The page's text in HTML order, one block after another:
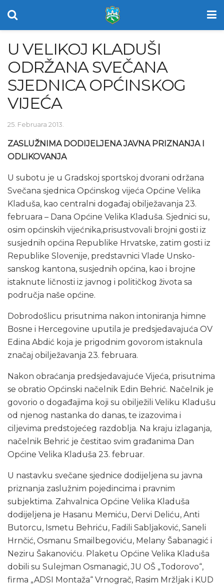
U VELIKOJ KLADUŠI
ODRŽANA SVEČANA
SJEDNICA OPĆINSKOG
VIJEĆA
25. Februara 2013.
ZASLUŽNIMA DODIJELJENA JAVNA PRIZNANJA I
ODLIKOVANJA
U subotu je u Gradskoj sportskoj dvorani održana
Svečana sjednica Općinskog vijeća Općine Velika
Kladuša, kao centralni događaj obilježavanja 23.
februara – Dana Općine Velika Kladuša. Sjednici su,
osim općinskih vijećnika,prisustvovali brojni gosti iz
susjednih općina Republike Hrvatske, zatim gosti iz
Republike Slovenije, predstavnici Vlade Unsko-
sanskog kantona, susjednih općina, kao i brojne
istaknute ličnosti iz javnog i političkog života sa
područja naše općine.
Dobrodošlicu prisutnima nakon intoniranja himne
Bosne i Hercegovine uputila je predsjedavajuća OV
Edina Abdić koja je prigodnim govorom istaknula
značaj obilježavanja 23. februara.
Nakon obraćanja predsjedavajuće Vijeća, prisutnima
se obratio Općinski načelnik Edin Behrić. Načelnik je
govorio o događajima koji su obilježili Veliku Kladušu
od njenog nastanka do danas, te izazovima i
ciljevima predstojećeg razdoblja. Na kraju izlaganja,
načelnik Behrić je čestitao svim građanima Dan
Općine Velika Kladuša 23. februar.
U nastavku svečane sjednice dodijeljena su javna
priznanja zaslužnim pojedincima i pravnim
subjektima. Zahvalnica Općine Velika Kladuša
dodijeljena je Hasanu Memiću, Dervi Deliću, Anti
Butorcu, Ismetu Behriću, Fadili Sabljaković, Saneli
Hrnčić, Osmanu Smailbegoviću, Melany Šabanagić i
Neziru Šakanoviću. Plaketu Općine Velika Kladuša
dobili su Sulejman Osmanagić, JU OŠ „Todorovo“,
firma „ADSI Montaža“ Vrnograč, Rasim Mržljak i KUD